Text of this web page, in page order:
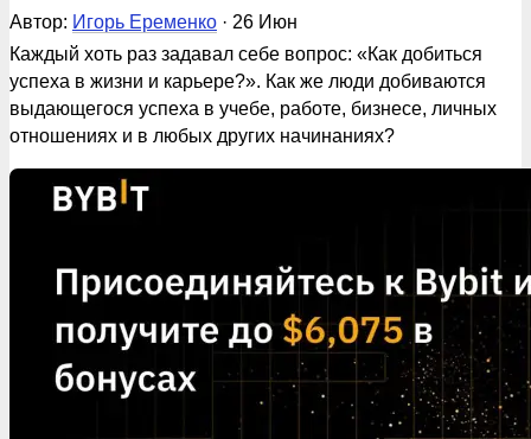
Автор: Игорь Еременко · 26 Июн
Каждый хоть раз задавал себе вопрос: «Как добиться
успеха в жизни и карьере?». Как же люди добиваются
выдающегося успеха в учебе, работе, бизнесе, личных
отношениях и в любых других начинаниях?